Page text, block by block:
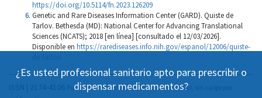
https://doi.org/10.5114/fn.2023.126209
Genetic and Rare Diseases Information Center (GARD). Quiste de
Tarlov. Bethesda (MD): National Center for Advancing Translational
Sciences (NCATS); 2018 [en línea] [consultado el 12/03/2026].
Disponible en https://rarediseases.info.nih.gov/espanol/12006/quiste-
¿Es usted profesional sanitario apto para prescribir o
dispensar medicamentos?
Publicación Open Acess, incluida en DOAJ, sin cargo por